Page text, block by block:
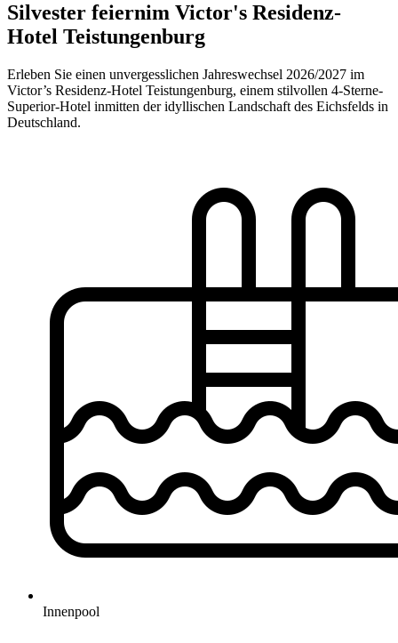
Silvester feiernim Victor's Residenz-
Hotel Teistungenburg
Erleben Sie einen unvergesslichen Jahreswechsel 2026/2027 im
Victor’s Residenz-Hotel Teistungenburg, einem stilvollen 4-Sterne-
Superior-Hotel inmitten der idyllischen Landschaft des Eichsfelds in
Deutschland.
Innenpool